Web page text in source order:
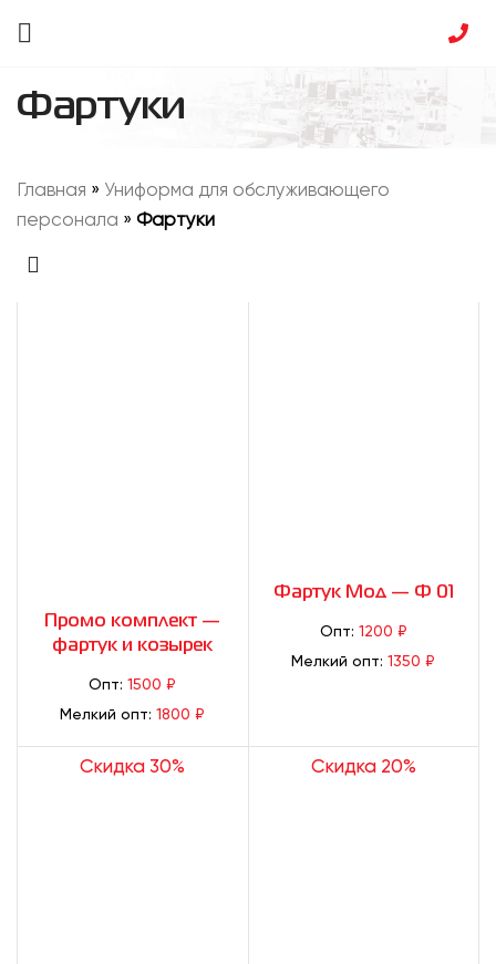
Фартуки
Главная » Униформа для обслуживающего
персонала » Фартуки
Промо комплект —
фартук и козырек
Опт:1500 ₽
Мелкий опт:1800 ₽
Фартук Мод — Ф 01
Опт: 1200 ₽
Мелкий опт:1350 ₽
Скидка 30% Скидка 20%